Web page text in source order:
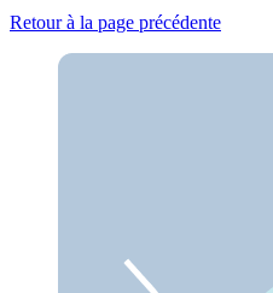
Retour à la page précédente